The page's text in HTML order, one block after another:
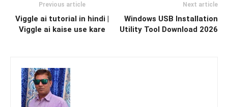
Previous article
Viggle ai tutorial in hindi |
Viggle ai kaise use kare
Next article
Windows USB Installation
Utility Tool Download 2026